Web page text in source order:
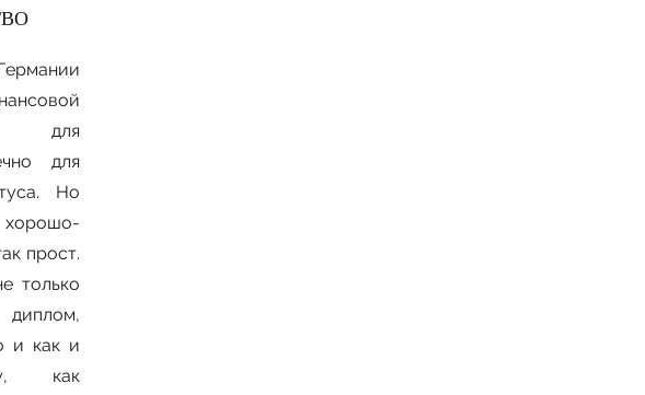
для
для
Ho
прост.
только
и как и
как